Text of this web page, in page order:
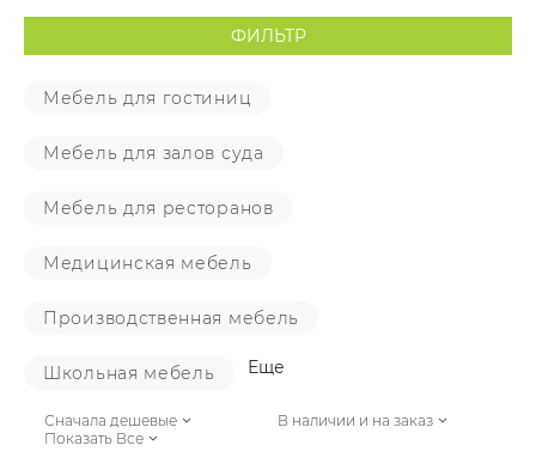
ФИЛЬТР
Мебель для гостиниц
Мебель для залов суда
Мебель для ресторанов
Медицинская мебель
Производственная мебель
Школьная мебель Еще
Сначала дешевые
В наличии и на заказ
Показать Все